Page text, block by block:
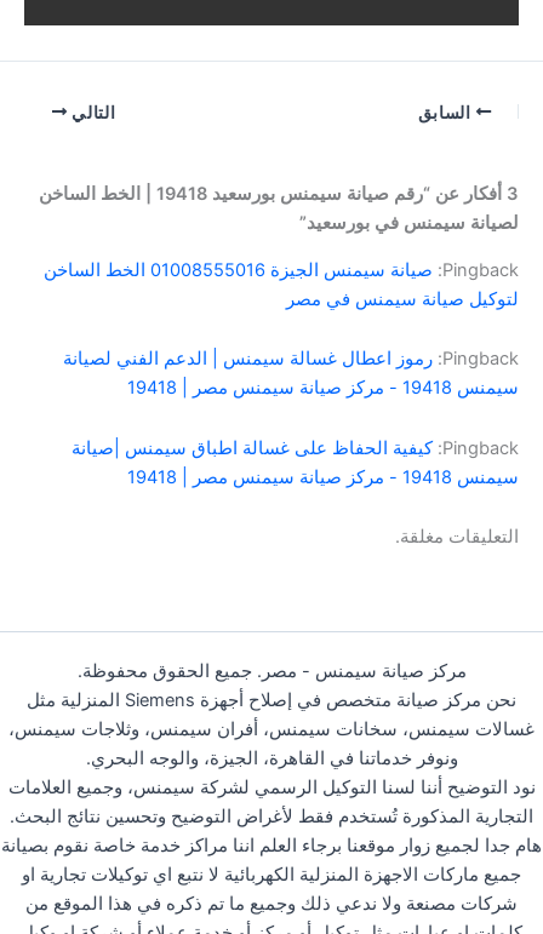
السابق التالي
3 أفكار عن “رقم صيانة سيمنس بورسعيد 19418 | الخط الساخن
لصيانة سيمنس في بورسعيد”
Pingback:
صيانة سيمنس الجيزة 01008555016 الخط الساخن
لتوكيل صيانة سيمنس في مصر
Pingback: رموز اعطال غسالة سيمنس | الدعم الفني لصيانة
سيمنس 19418 - مركز صيانة سيمنس مصر | 19418
Pingback: كيفية الحفاظ على غسالة اطباق سيمنس |صيانة
سيمنس 19418 - مركز صيانة سيمنس مصر | 19418
التعليقات مغلقة.
مركز صيانة سيمنس - مصر. جميع الحقوق محفوظة.
نحن مركز صيانة متخصص في إصلاح أجهزة Siemens المنزلية مثل
غسالات سيمنس، سخانات سيمنس، أفران سيمنس، وثلاجات سيمنس،
ونوفر خدماتنا في القاهرة، الجيزة، والوجه البحري.
نود التوضيح أننا لسنا التوكيل الرسمي لشركة سيمنس، وجميع العلامات
التجارية المذكورة تُستخدم فقط لأغراض التوضيح وتحسين نتائج البحث.
هام جدا لجميع زوار موقعنا برجاء العلم اننا مراكز خدمة خاصة نقوم بصيانة
جميع ماركات الاجهزة المنزلية الكهربائية لا نتبع اي توكيلات تجارية او
شركات مصنعة ولا ندعي ذلك وجميع ما تم ذكره في هذا الموقع من